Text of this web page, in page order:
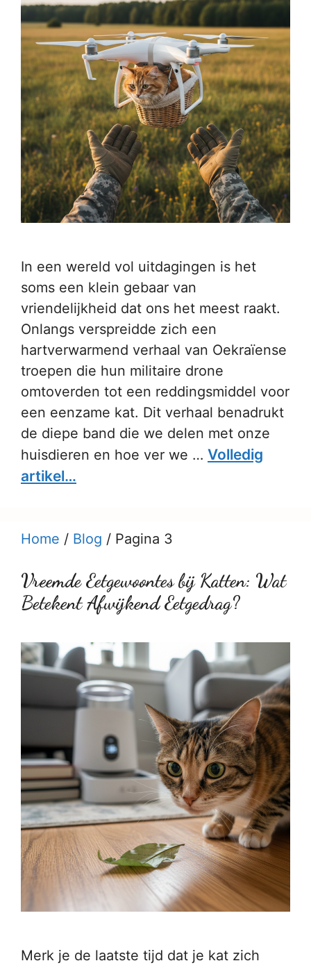
In een wereld vol uitdagingen is het
soms een klein gebaar van
vriendelijkheid dat ons het meest raakt.
Onlangs verspreidde zich een
hartverwarmend verhaal van Oekraïense
troepen die hun militaire drone
omtoverden tot een reddingsmiddel voor
een eenzame kat. Dit verhaal benadrukt
de diepe band die we delen met onze
huisdieren en hoe ver we … Volledig
artikel…
Home / Blog / Pagina 3
Vreemde Eetgewoontes bij Katten: Wat
Betekent Afwijkend Eetgedrag?
Merk je de laatste tijd dat je kat zich